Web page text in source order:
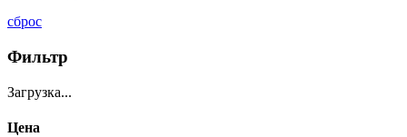
сброс
Фильтр
Загрузка...
Цена